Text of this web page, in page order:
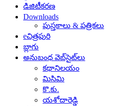
డిజిటీకరణ
Downloads
పుస్తకాలు & పత్రికలు
eచిత్రపురి
బ్లాగు
అనుబంధ వెబ్‌సైట్‌లు
కథానిలయం
మిసిమి
కొ.కు.
యశోదారెడ్డి